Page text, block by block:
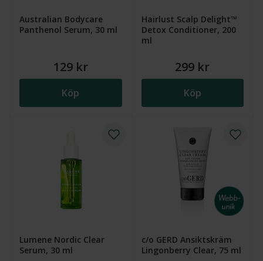
Australian Bodycare
Panthenol Serum, 30 ml
129 kr
Köp
Hairlust Scalp Delight™
Detox Conditioner, 200
ml
299 kr
Köp
Lumene Nordic Clear
Serum, 30 ml
c/o GERD Ansiktskräm
Lingonberry Clear, 75 ml